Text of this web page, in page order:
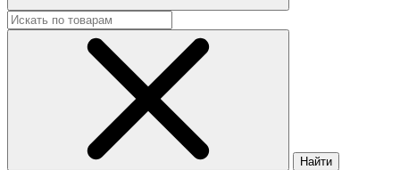
Найти